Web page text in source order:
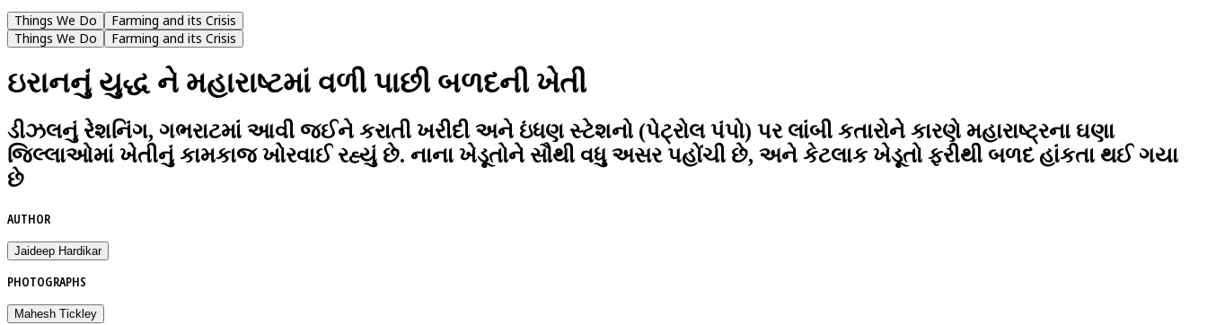
Things We Do
Farming and its Crisis
Things We Do
Farming and its Crisis
ઇરાનનું યુદ્ધ ને મહારાષ્ટમાં વળી પાછી બળદની ખેતી
ડીઝલનું રેશનિંગ, ગભરાટમાં આવી જઈને કરાતી ખરીદી અને ઇંધણ સ્ટેશનો (પેટ્રોલ પંપો) પર લાંબી કતારોને કારણે મહારાષ્ટ્રના ઘણા
જિલ્લાઓમાં ખેતીનું કામકાજ ખોરવાઈ રહ્યું છે. નાના ખેડૂતોને સૌથી વધુ અસર પહોંચી છે, અને કેટલાક ખેડૂતો ફરીથી બળદ હાંકતા થઈ ગયા
છે
AUTHOR
Jaideep Hardikar
PHOTOGRAPHS
Mahesh Tickley